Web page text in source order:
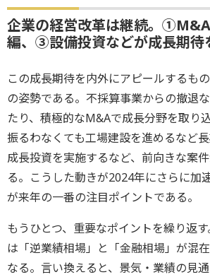
企業の経営改革は継続。
編、③設備投資などが成長期待
この成長期待を内外にアピールするも
の姿勢である。不採算事業からの撤退
たり、積極的なM&Aで成長分野を取り
振るわなくても工場建設を進めるなど
成長投資を実施するなど、前向きな案
る。こうした動きが2024年にさらに加
が来年の一番の注目ポイントである。
もうひとつ、重要なポイントを繰り返
は「逆業績相場」と「金融相場」が混
なる。言い換えると、景気・業績の見